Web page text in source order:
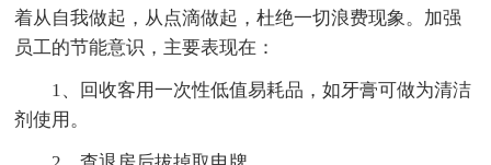
着从自我做起，从点滴做起，杜绝一切浪费现象。加强
员工的节能意识，主要表现在：
1、回收客用一次性低值易耗品，如牙膏可做为清洁
剂使用。